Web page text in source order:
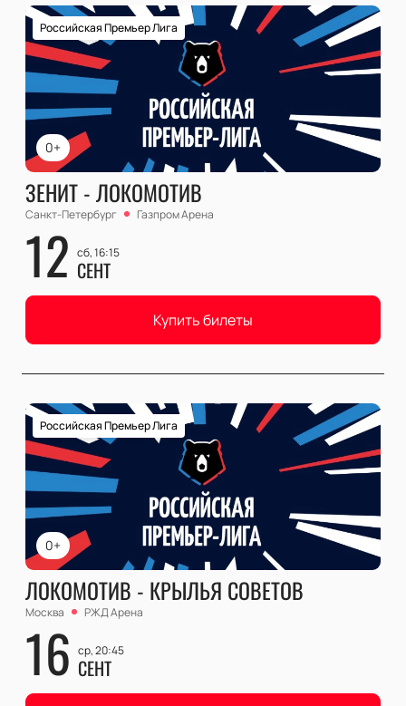
0+
Российская Премьер Лига
ЗЕНИТ - ЛОКОМОТИВ
Санкт-Петербург Газпром Арена
12 сб, 16:15
СЕНТ
Купить билеты
0+
Российская Премьер Лига
ЛОКОМОТИВ - КРЫЛЬЯ СОВЕТОВ
Москва РЖД Арена
16 ср, 20:45
СЕНТ